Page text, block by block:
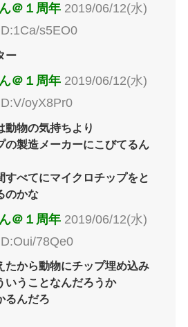
＠１周年 2019/06/12(水)
s5EO0
ー
＠１周年 2019/06/12(水)
oyX8Pr0
動物の気持ちより
の製造メーカーにこびてるん
すべてにマイクロチップをと
のかな
＠１周年 2019/06/12(水)
78Qe0
たから動物にチップ埋め込み
いうことなんだろうか
るんだろ